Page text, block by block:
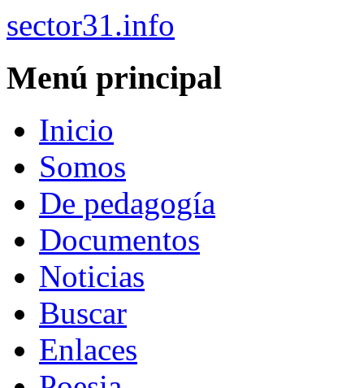
sector31.info
Menú principal
Inicio
Somos
De pedagogía
Documentos
Noticias
Buscar
Enlaces